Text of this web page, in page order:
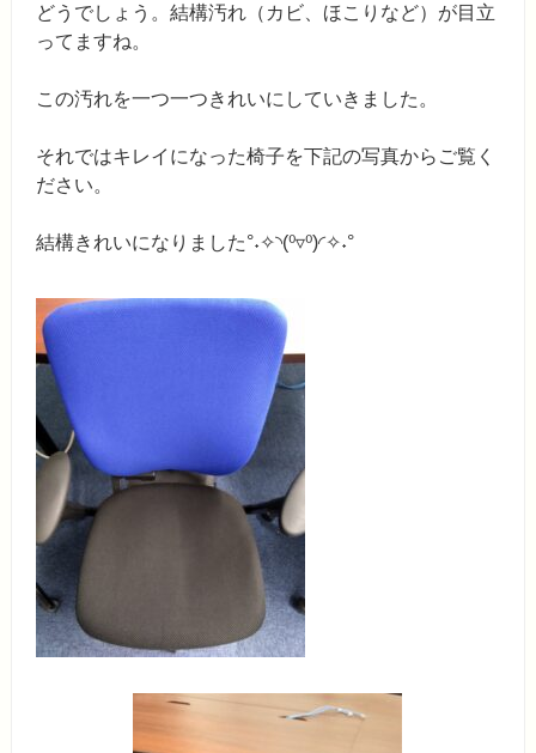
どうでしょう。結構汚れ（カビ、ほこりなど）が目立
ってますね。
この汚れを一つ一つきれいにしていきました。
それではキレイになった椅子を下記の写真からご覧く
ださい。
結構きれいになりました°˖✧◝(⁰▿⁰)◜✧˖°